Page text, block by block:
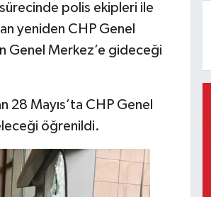
polis ekipleri ile
yeniden CHP Genel
Genel Merkez’e gideceği
28 Mayıs’ta CHP Genel
öğrenildi.